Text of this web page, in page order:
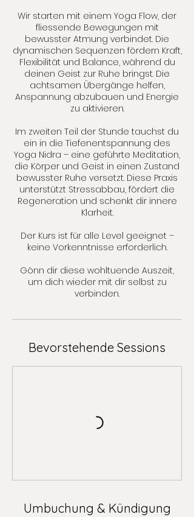
Wir starten mit einem Yoga Flow, der
fliessende Bewegungen mit
bewusster Atmung verbindet. Die
dynamischen Sequenzen fördern Kraft,
Flexibilität und Balance, während du
deinen Geist zur Ruhe bringst. Die
achtsamen Übergänge helfen,
Anspannung abzubauen und Energie
zu aktivieren.
Im zweiten Teil der Stunde tauchst du
ein in die Tiefenentspannung des
Yoga Nidra – eine geführte Meditation,
die Körper und Geist in einen Zustand
bewusster Ruhe versetzt. Diese Praxis
unterstützt Stressabbau, fördert die
Regeneration und schenkt dir innere
Klarheit.
Der Kurs ist für alle Level geeignet –
keine Vorkenntnisse erforderlich.
Gönn dir diese wohltuende Auszeit,
um dich wieder mit dir selbst zu
verbinden.
Bevorstehende Sessions
Umbuchung & Kündigung